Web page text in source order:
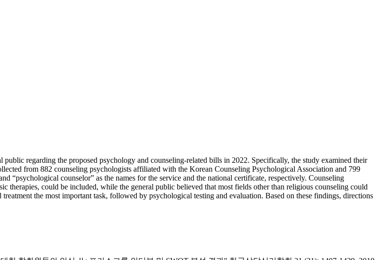
regarding the proposed psychology and counseling-related bills in 2022. Specifically, the study examined their
from 882 counseling psychologists affiliated with the Korean Counseling Psychological Association and 799
“psychological counselor” as the names for the service and the national certificate, respectively. Counseling
therapies, could be included, while the general public believed that most fields other than religious counseling could
the most important task, followed by psychological testing and evaluation. Based on these findings, directions